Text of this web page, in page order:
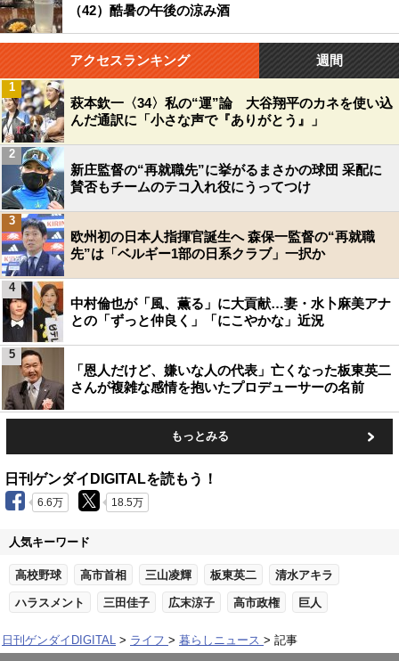
（42）酷暑の午後の涼み酒
アクセスランキング 週間
萩本欽一〈34〉私の“運”論 大谷翔平のカネを使い込
んだ通訳に「小さな声で『ありがとう』」
1
新庄監督の“再就職先”に挙がるまさかの球団 采配に
賛否もチームのテコ入れ役にうってつけ
2
欧州初の日本人指揮官誕生へ 森保一監督の“再就職
先”は「ベルギー1部の日系クラブ」一択か
3
中村倫也が「風、薫る」に大貢献…妻・水卜麻美アナ
との「ずっと仲良く」「にこやかな」近況
4
「恩人だけど、嫌いな人の代表」亡くなった板東英二
さんが複雑な感情を抱いたプロデューサーの名前
5
もっとみる
日刊ゲンダイDIGITALを読もう！
6.6万 18.5万
人気キーワード
高校野球 高市首相 三山凌輝 板東英二 清水アキラ
ハラスメント 三田佳子 広末涼子 高市政権 巨人
日刊ゲンダイDIGITAL ライフ 暮らしニュース 記事